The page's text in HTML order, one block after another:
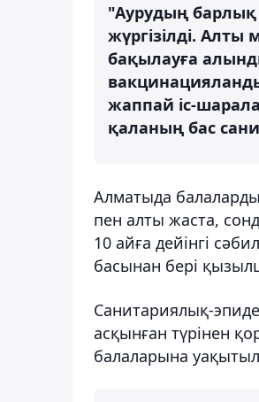
"Аурудың
жүргізілді.
бақылауға
жаппай іс-
қаланың бас
Алматыда
пен алты жаста,
10 айға дейінгі
басынан бері
Санитариялық-
асқынған түрінен
балаларына